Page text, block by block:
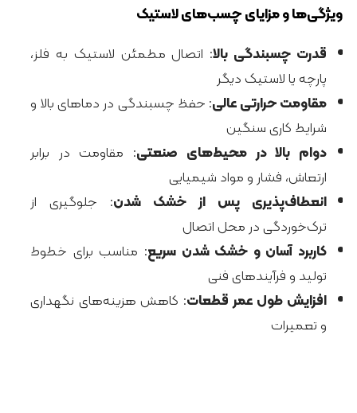
ویژگی‌ها و مزایای چسب‌های لاستیک
قدرت چسبندگی بالا: اتصال مطمئن لاستیک به فلز،
پارچه یا لاستیک دیگر
مقاومت حرارتی عالی: حفظ چسبندگی در دماهای بالا و
شرایط کاری سنگین
دوام بالا در محیط‌های صنعتی: مقاومت در برابر
ارتعاش، فشار و مواد شیمیایی
انعطاف‌پذیری پس از خشک شدن: جلوگیری از
ترک‌خوردگی در محل اتصال
کاربرد آسان و خشک شدن سریع: مناسب برای خطوط
تولید و فرآیندهای فنی
افزایش طول عمر قطعات: کاهش هزینه‌های نگهداری
و تعمیرات